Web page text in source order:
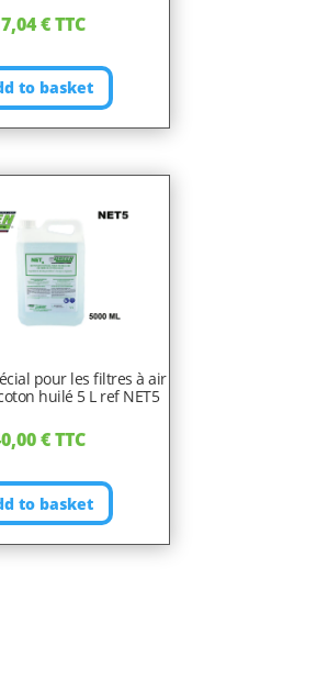
€ TTC
to basket
pour les filtres à air
huilé 5 L ref NET5
€ TTC
to basket